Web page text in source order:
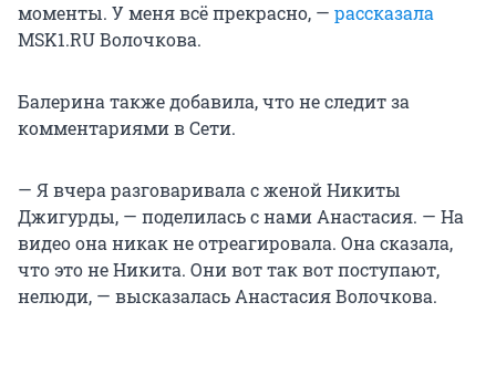
моменты. У меня всё прекрасно, — рассказала
MSK1.RU Волочкова.
Балерина также добавила, что не следит за
комментариями в Сети.
— Я вчера разговаривала с женой Никиты
Джигурды, — поделилась с нами Анастасия. — На
видео она никак не отреагировала. Она сказала,
что это не Никита. Они вот так вот поступают,
нелюди, — высказалась Анастасия Волочкова.